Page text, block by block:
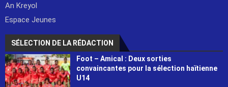
An Kreyol
Espace Jeunes
SÉLECTION DE LA RÉDACTION
Foot – Amical : Deux sorties
convaincantes pour la sélection haïtienne
U14